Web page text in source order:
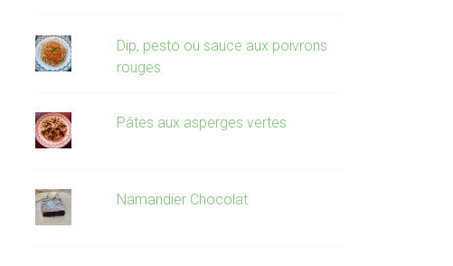
Dip, pesto ou sauce aux poivrons
rouges
Pâtes aux asperges vertes
Namandier Chocolat